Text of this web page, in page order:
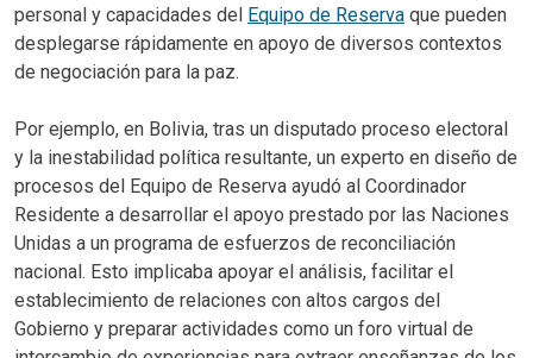
personal y capacidades del Equipo de Reserva que pueden
desplegarse rápidamente en apoyo de diversos contextos
de negociación para la paz.
Por ejemplo, en Bolivia, tras un disputado proceso electoral
y la inestabilidad política resultante, un experto en diseño de
procesos del Equipo de Reserva ayudó al Coordinador
Residente a desarrollar el apoyo prestado por las Naciones
Unidas a un programa de esfuerzos de reconciliación
nacional. Esto implicaba apoyar el análisis, facilitar el
establecimiento de relaciones con altos cargos del
Gobierno y preparar actividades como un foro virtual de